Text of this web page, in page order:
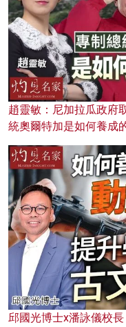
趙靈敏：尼加拉瓜政府
統奧爾特加是如何養成
邱國光博士x潘詠儀校